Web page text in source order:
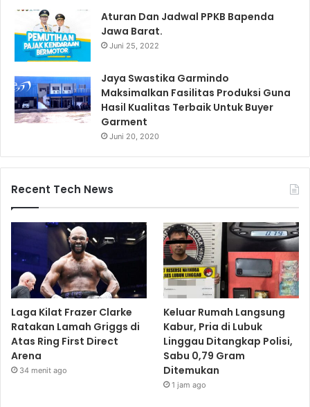
Aturan Dan Jadwal PPKB Bapenda
Jawa Barat.
Juni 25, 2022
Jaya Swastika Garmindo
Maksimalkan Fasilitas Produksi Guna
Hasil Kualitas Terbaik Untuk Buyer
Garment
Juni 20, 2020
Recent Tech News
Laga Kilat Frazer Clarke
Ratakan Lamah Griggs di
Atas Ring First Direct
Arena
34 menit ago
Keluar Rumah Langsung
Kabur, Pria di Lubuk
Linggau Ditangkap Polisi,
Sabu 0,79 Gram
Ditemukan
1 jam ago